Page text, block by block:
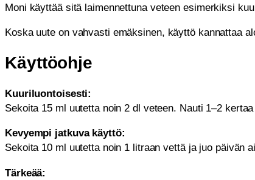
Moni käyttää sitä laimennettuna veteen esimerkiksi
Koska uute on vahvasti emäksinen, käyttö kannattaa
Käyttöohje
Kuuriluontoisesti:
Sekoita 15 ml uutetta noin 2 dl veteen. Nauti 1–2
Kevyempi jatkuva käyttö:
Sekoita 10 ml uutetta noin 1 litraan vettä ja juo päivän
Tärkeää: